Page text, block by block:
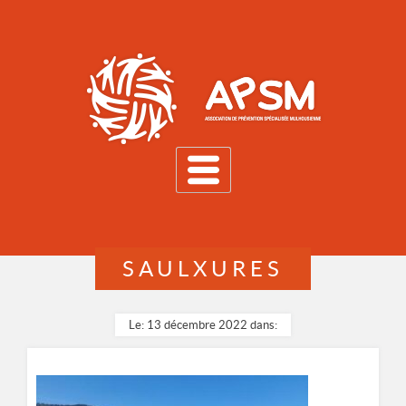
MENU
SAULXURES
Le: 13 décembre 2022 dans: